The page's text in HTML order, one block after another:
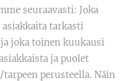
seuraavasti: Joka
tarkasti
joka toinen kuukausi
ja puolet
perusteella. Näin